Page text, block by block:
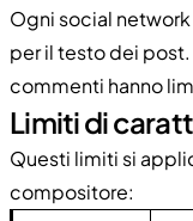
Ogni social
per il testo dei
commenti hanno
Limiti di
Questi limiti si
compositore: